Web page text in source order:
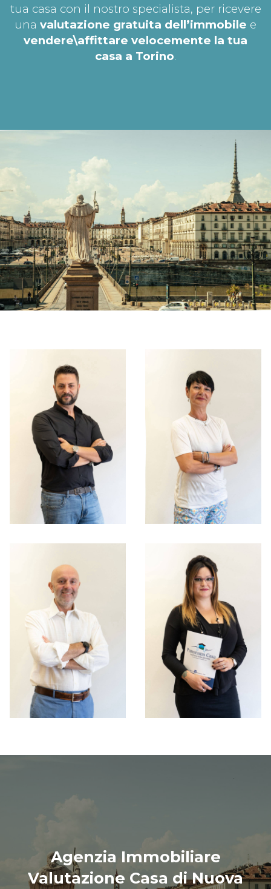
tua casa con il nostro specialista, per ricevere
una valutazione gratuita dell’immobile e
vendere\affittare velocemente la tua
casa a Torino.
Agenzia Immobiliare
Valutazione Casa di Nuova